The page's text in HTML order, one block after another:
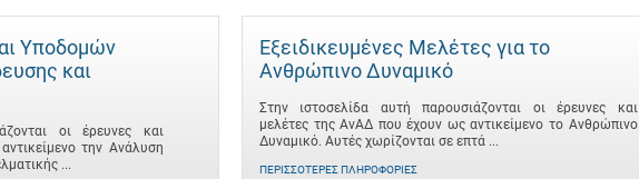
Υποδομών
και
οι έρευνες και
την Ανάλυση
...
Εξειδικευμένες Μελέτες για το
Ανθρώπινο Δυναμικό
Στην ιστοσελίδα αυτή παρουσιάζονται οι έρευνες και
μελέτες της ΑνΑΔ που έχουν ως αντικείμενο το Ανθρώπινο
Δυναμικό. Αυτές χωρίζονται σε επτά ...
ΠΕΡΙΣΣΌΤΕΡΕΣ ΠΛΗΡΟΦΟΡΊΕΣ